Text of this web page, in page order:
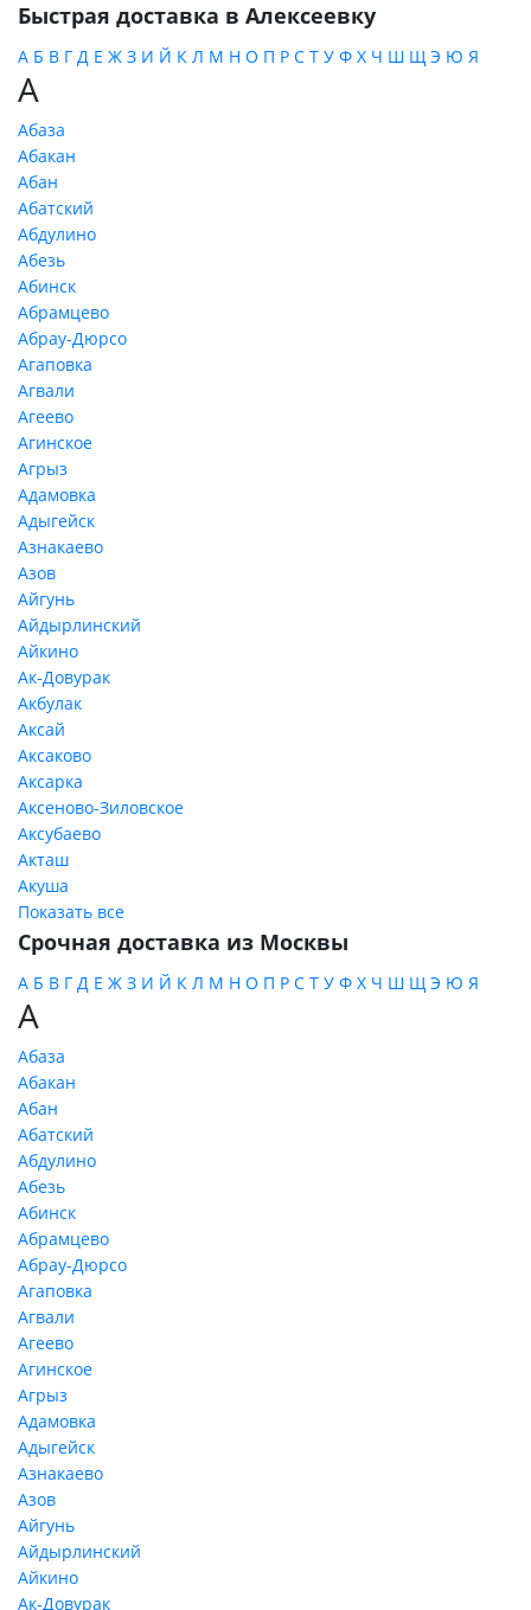
Быстрая доставка в Алексеевку
А Б В Г Д Е Ж З И Й К Л М Н О П Р С Т У Ф Х Ч Ш Щ Э Ю Я
А
Абаза
Абакан
Абан
Абатский
Абдулино
Абезь
Абинск
Абрамцево
Абрау-Дюрсо
Агаповка
Агвали
Агеево
Агинское
Агрыз
Адамовка
Адыгейск
Азнакаево
Азов
Айгунь
Айдырлинский
Айкино
Ак-Довурак
Акбулак
Аксай
Аксаково
Аксарка
Аксеново-Зиловское
Аксубаево
Акташ
Акуша
Показать все
Срочная доставка из Москвы
А Б В Г Д Е Ж З И Й К Л М Н О П Р С Т У Ф Х Ч Ш Щ Э Ю Я
А
Абаза
Абакан
Абан
Абатский
Абдулино
Абезь
Абинск
Абрамцево
Абрау-Дюрсо
Агаповка
Агвали
Агеево
Агинское
Агрыз
Адамовка
Адыгейск
Азнакаево
Азов
Айгунь
Айдырлинский
Айкино
Ак-Довурак